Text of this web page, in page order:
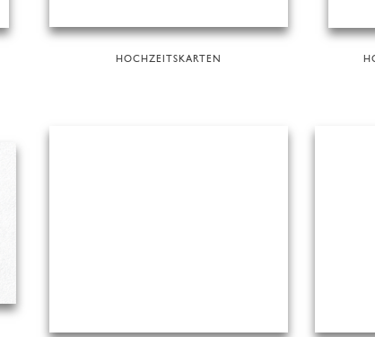
HOCHZEITSKARTEN